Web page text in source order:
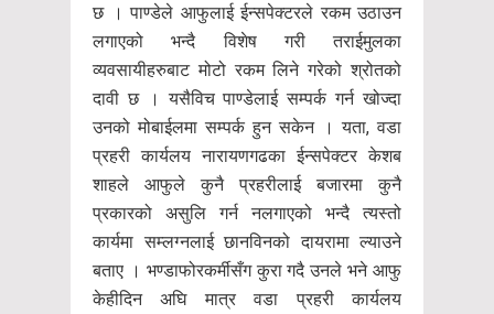
छ । पाण्डेले आफुलाई ईन्सपेक्टरले रकम उठाउन
लगाएको भन्दै विशेष गरी तराईमुलका
व्यवसायीहरुबाट मोटो रकम लिने गरेको श्रोतको
दावी छ । यसैविच पाण्डेलाई सम्पर्क गर्न खोज्दा
उनको मोबाईलमा सम्पर्क हुन सकेन । यता, वडा
प्रहरी कार्यलय नारायणगढका ईन्सपेक्टर केशब
शाहले आफुले कुनै प्रहरीलाई बजारमा कुनै
प्रकारको असुलि गर्न नलगाएको भन्दै त्यस्तो
कार्यमा सम्लग्नलाई छानविनको दायरामा ल्याउने
बताए । भण्डाफोरकर्मीसँग कुरा गदै उनले भने आफु
केहीदिन अघि मात्र वडा प्रहरी कार्यलय